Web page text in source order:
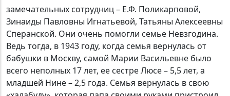
замечательных сотрудниц – Е.Ф. Поликарповой,
Зинаиды Павловны Игнатьевой, Татьяны Алексеевны
Сперанской. Они очень помогли семье Невзгодина.
Ведь тогда, в 1943 году, когда семья вернулась от
бабушки в Москву, самой Марии Васильевне было
всего неполных 17 лет, ее сестре Люсе – 5,5 лет, а
младшей Нине – 2,5 года. Семья вернулась в свою